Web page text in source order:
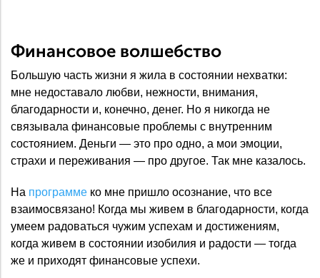
Финансовое волшебство
Большую часть жизни я жила в состоянии нехватки:
мне недоставало любви, нежности, внимания,
благодарности и, конечно, денег. Но я никогда не
связывала финансовые проблемы с внутренним
состоянием. Деньги — это про одно, а мои эмоции,
страхи и переживания — про другое. Так мне казалось.
На программе ко мне пришло осознание, что все
взаимосвязано! Когда мы живем в благодарности, когда
умеем радоваться чужим успехам и достижениям,
когда живем в состоянии изобилия и радости — тогда
же и приходят финансовые успехи.